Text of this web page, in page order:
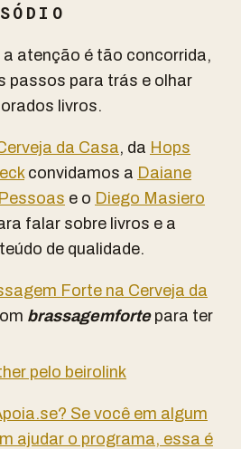
a atenção é tão concorrida,
passos para trás e olhar
livros.
da Casa, da Hops
convidamos a Daiane
e o Diego Masiero
falar sobre livros e a
de qualidade.
Forte na Cerveja da
brassagemfortepara ter
pelo beirolink
Se você em algum
ajudar o programa, essa é